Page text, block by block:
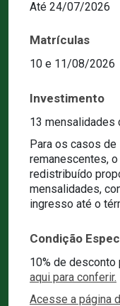
Até 24/07/2026
Matrículas
10 e 11/08/2026
Investimento
13 mensalidades
Para os casos
remanescentes,
redistribuído
mensalidades,
ingresso até o
Condição
10% de desconto
aqui para conferir.
Acesse a página